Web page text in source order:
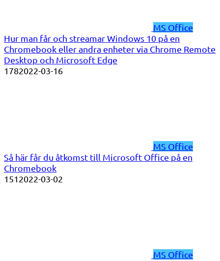
MS Office
Hur man får och streamar Windows 10 på en
Chromebook eller andra enheter via Chrome Remote
Desktop och Microsoft Edge
1782022-03-16
MS Office
Så här får du åtkomst till Microsoft Office på en
Chromebook
1512022-03-02
MS Office